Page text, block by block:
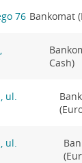
76 Bankomat
Cash)
ul.
ul.